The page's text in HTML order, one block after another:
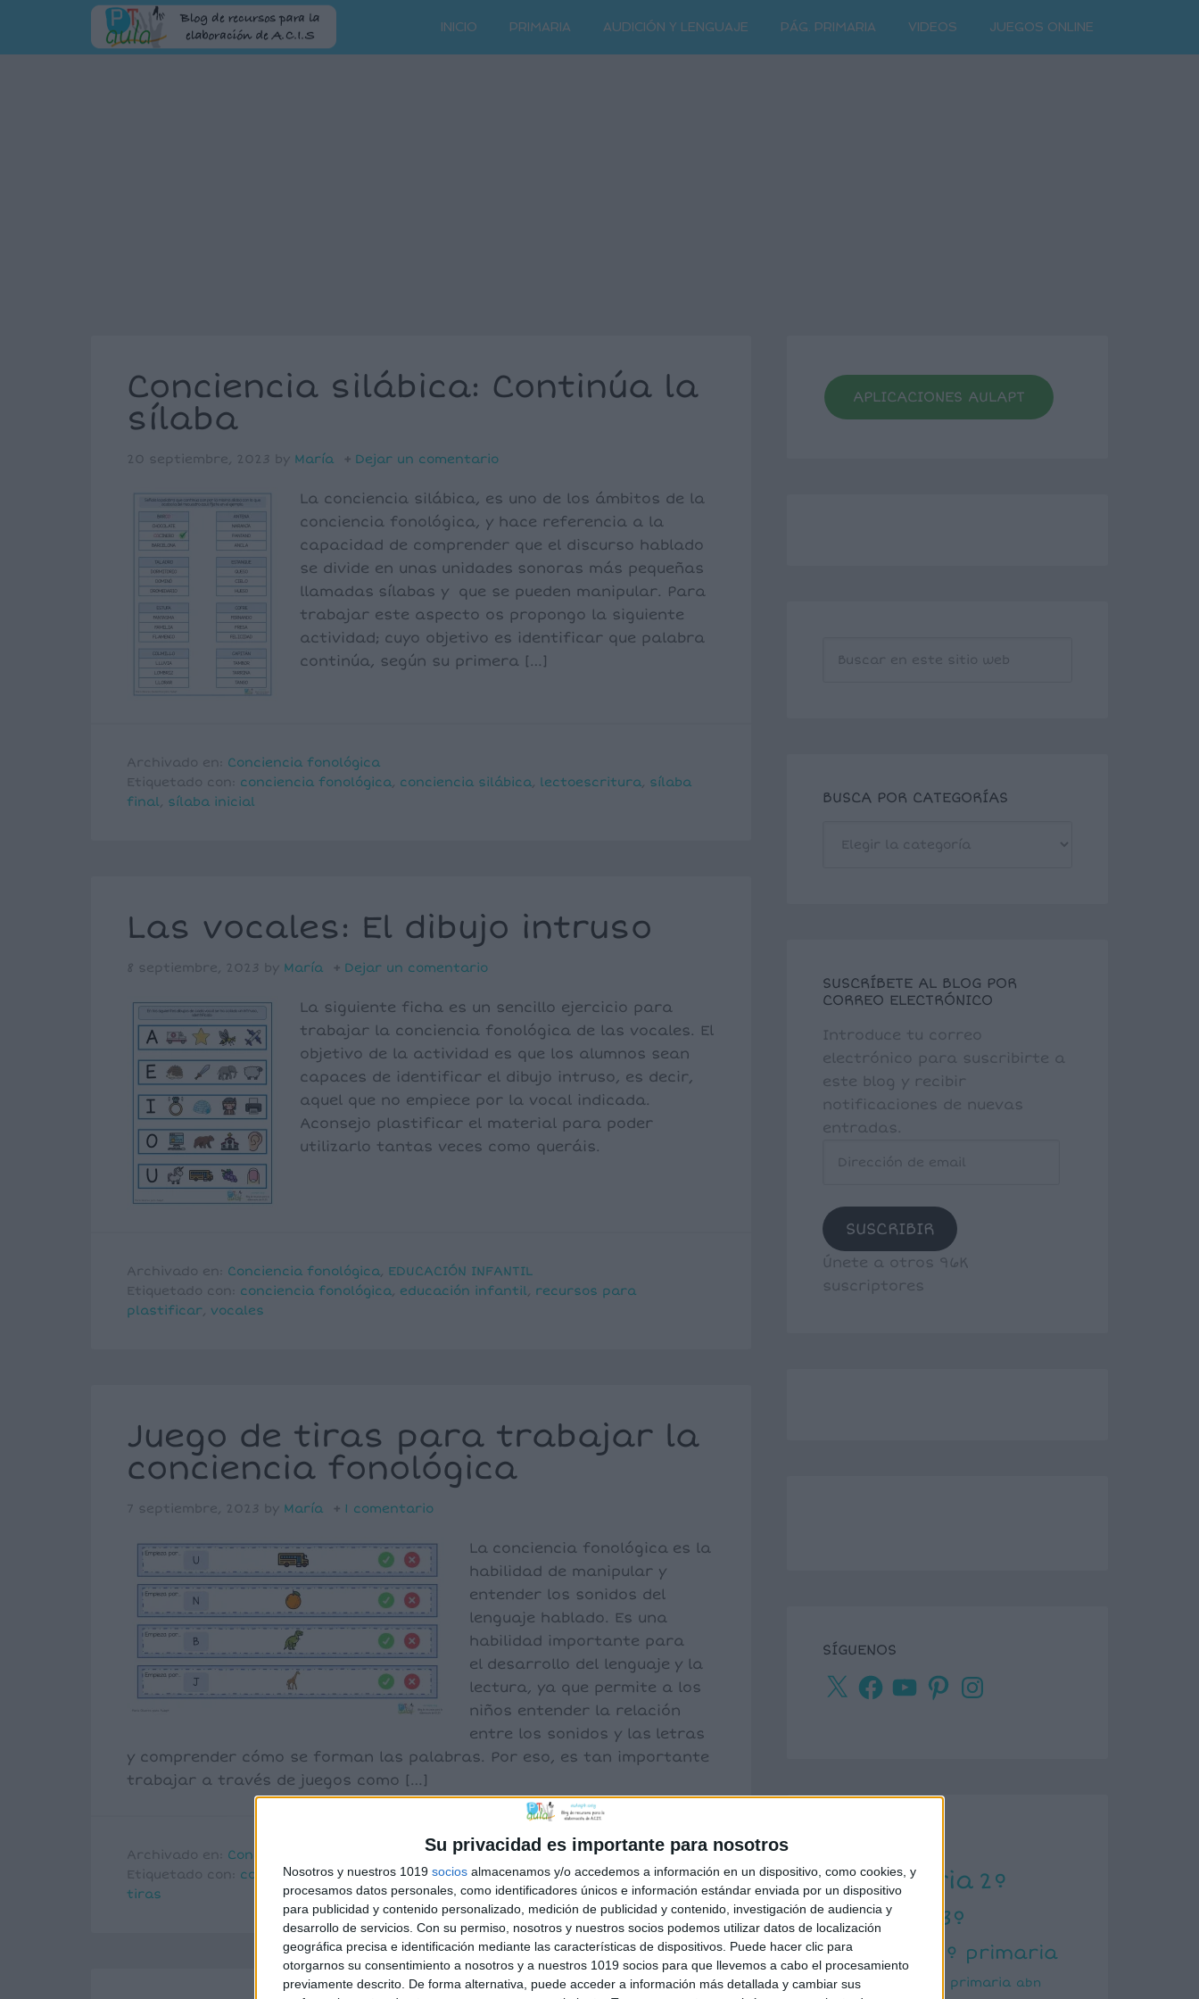
Su privacidad es importante para nosotros
Nosotros y nuestros 1019 socios almacenamos y/o accedemos a información en un dispositivo, como cookies, y
procesamos datos personales, como identificadores únicos e información estándar enviada por un dispositivo
para publicidad y contenido personalizado, medición de publicidad y contenido, investigación de audiencia y
desarrollo de servicios. Con su permiso, nosotros y nuestros socios podemos utilizar datos de localización
geográfica precisa e identificación mediante las características de dispositivos. Puede hacer clic para
otorgarnos su consentimiento a nosotros y a nuestros 1019 socios para que llevemos a cabo el procesamiento
previamente descrito. De forma alternativa, puede acceder a información más detallada y cambiar sus
INICIO PRIMARIA AUDICIÓN Y LENGUAJE PÁG. PRIMARIA VIDEOS JUEGOS ONLINE
Conciencia silábica: Continúa la
sílaba
20 septiembre, 2023 by María Dejar un comentario
La conciencia silábica, es uno de los ámbitos de la
conciencia fonológica, y hace referencia a la
capacidad de comprender que el discurso hablado
se divide en unas unidades sonoras más pequeñas
llamadas sílabas y que se pueden manipular. Para
trabajar este aspecto os propongo la siguiente
actividad; cuyo objetivo es identificar que palabra
continúa, según su primera […]
Archivado en: Conciencia fonológica
Etiquetado con: conciencia fonológica, conciencia silábica, lectoescritura, sílaba
final, sílaba inicial
Las vocales: El dibujo intruso
8 septiembre, 2023 by María Dejar un comentario
La siguiente ficha es un sencillo ejercicio para
trabajar la conciencia fonológica de las vocales. El
objetivo de la actividad es que los alumnos sean
capaces de identificar el dibujo intruso, es decir,
aquel que no empiece por la vocal indicada.
Aconsejo plastificar el material para poder
utilizarlo tantas veces como queráis.
Archivado en: Conciencia fonológica, EDUCACIÓN INFANTIL
Etiquetado con: conciencia fonológica, educación infantil, recursos para
plastificar, vocales
Juego de tiras para trabajar la
conciencia fonológica
7 septiembre, 2023 by María 1 comentario
La conciencia fonológica es la
habilidad de manipular y
entender los sonidos del
lenguaje hablado. Es una
habilidad importante para
el desarrollo del lenguaje y la
lectura, ya que permite a los
niños entender la relación
entre los sonidos y las letras
y comprender cómo se forman las palabras. Por eso, es tan importante
trabajar a través de juegos como […]
Archivado en: Conciencia fonológica
Etiquetado con: conciencia fonológica, juego de lengua,recursos para plastificar,
tiras
APLICACIONES AULAPT
BUSCA POR CATEGORÍAS
SUSCRÍBETE AL BLOG POR
CORREO ELECTRÓNICO
Introduce tu correo
electrónico para suscribirte a
este blog y recibir
notificaciones de nuevas
entradas.
SUSCRIBIR
Únete a otros 96K
suscriptores
SÍGUENOS
X
Facebook
YouTubePinterestInstagram
1º primaria 2º
primaria
3º
primaria
4º primaria
5º primaria 6º primaria abn